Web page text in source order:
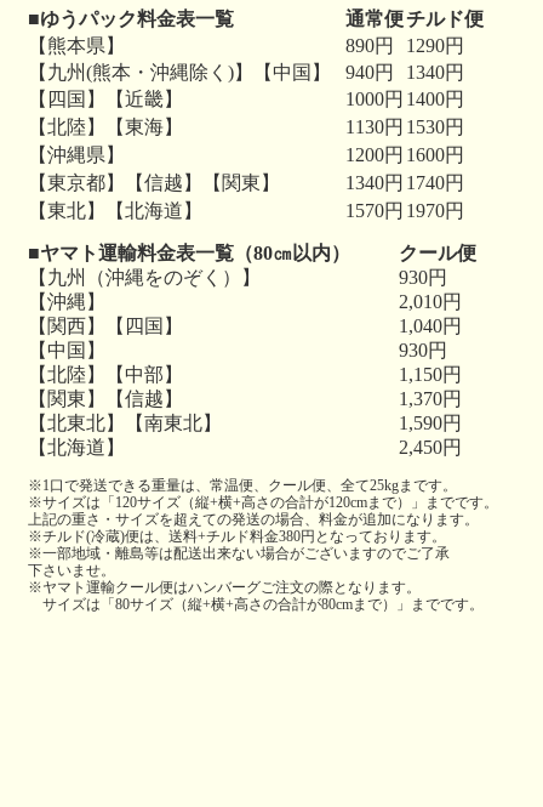
■ゆうパック料金表一覧 通常便チルド便
【熊本県】
890円
1290円
【九州(熊本・沖縄除く)】【中国】
940円
1340円
【四国】【近畿】
1000円 1400円
【北陸】【東海】
1130円 1530円
【沖縄県】
1200円 1600円
【東京都】【信越】【関東】
1340円 1740円
【東北】【北海道】
1570円 1970円
■ヤマト運輸料金表一覧（80㎝以内）
クール便
【九州（沖縄をのぞく）】
930円
【沖縄】
2,010円
【関西】【四国】
1,040円
【中国】
930円
【北陸】【中部】
1,150円
【関東】【信越】
1,370円
【北東北】【南東北】
1,590円
【北海道】
2,450円
※1口で発送できる重量は、常温便、クール便、全て25kgまです。
※サイズは「120サイズ（縦+横+高さの合計が120cmまで）」までです。
上記の重さ・サイズを超えての発送の場合、料金が追加になります。
※チルド(冷蔵)便は、送料+チルド料金380円となっております。
※一部地域・離島等は配送出来ない場合がございますのでご了承
下さいませ。
※ヤマト運輸クール便はハンバーグご注文の際となります。
サイズは「80サイズ（縦+横+高さの合計が80cmまで）」までです。